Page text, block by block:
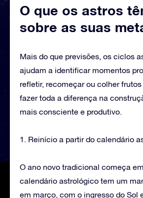
O que os astros
sobre as suas
Mais do que previsões, os ciclos
ajudam a identificar momentos
refletir, recomeçar ou colher
fazer toda a diferença na
mais consciente e produtivo.
1. Reinício a partir do calendário
O ano novo tradicional começa
calendário astrológico tem um
em março, com o ingresso do Sol